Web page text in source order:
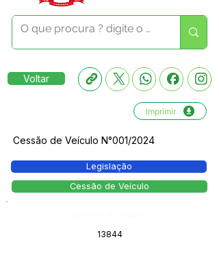
Voltar
Imprimir
Cessão de Veículo N°001/2024
Legislação
Cessão de Veículo
13844